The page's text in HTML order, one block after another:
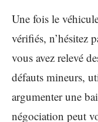
Une fois le
vérifiés, n’hésitez
vous avez relevé
défauts mineurs,
argumenter une
négociation peut